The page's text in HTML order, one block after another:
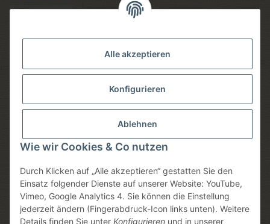
Alle akzeptieren
Konfigurieren
Ablehnen
Wie wir Cookies & Co nutzen
Durch Klicken auf „Alle akzeptieren“ gestatten Sie den
Einsatz folgender Dienste auf unserer Website: YouTube,
Vimeo, Google Analytics 4. Sie können die Einstellung
jederzeit ändern (Fingerabdruck-Icon links unten). Weitere
Details finden Sie unter Konfigurieren und in unserer
Versandmethoden
Sicheres einkaufen